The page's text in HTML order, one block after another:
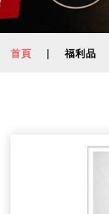
首頁 | 福利品